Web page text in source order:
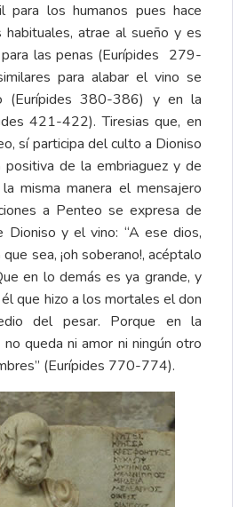
para los humanos pues hace
atrae al sueño y es
las penas (Eurípides 279-
para alabar el vino se
(Eurípides 380-386) y en la
421-422). Tiresias que, en
sí participa del culto a Dioniso
positiva de la embriaguez y de
misma manera el mensajero
a Penteo se expresa de
Dioniso y el vino: “A ese dios,
sea, ¡oh soberano!, acéptalo
en lo demás es ya grande, y
que hizo a los mortales el don
del pesar. Porque en la
queda ni amor ni ningún otro
(Eurípides 770-774).